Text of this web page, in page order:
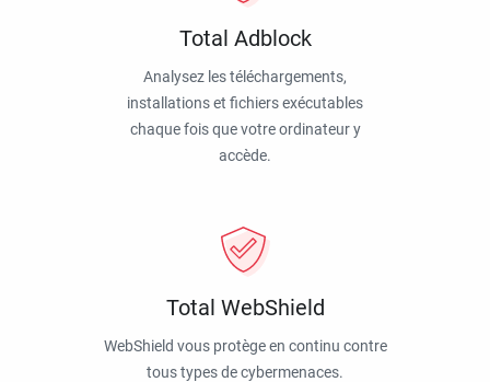
Total Adblock
Analysez les téléchargements,
installations et fichiers exécutables
chaque fois que votre ordinateur y
accède.
Total WebShield
WebShield vous protège en continu contre
tous types de cybermenaces.